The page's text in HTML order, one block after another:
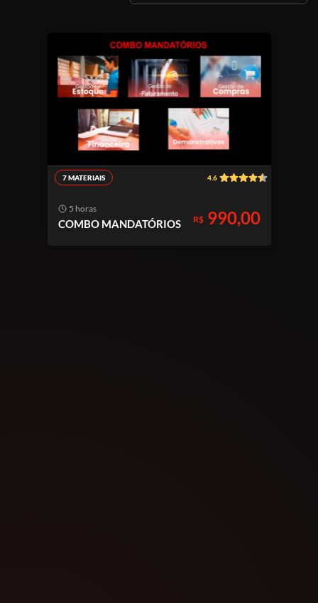
7 MATERIAIS 4.6
5 horas
COMBO MANDATÓRIOS R$990,00